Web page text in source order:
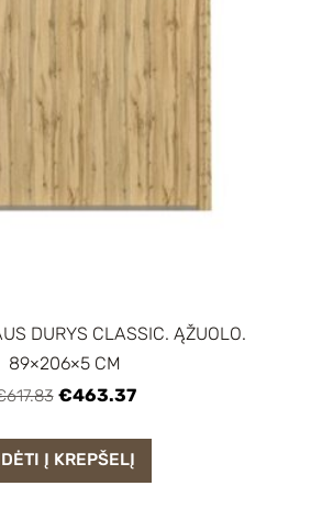
DURYS CLASSIC. ĄŽUOLO.
89×206×5 CM
€463.37
Į KREPŠELĮ